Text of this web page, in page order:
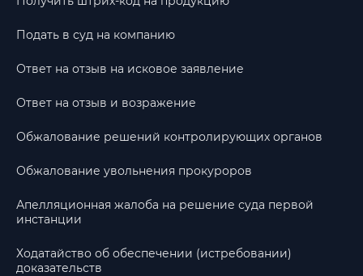
Подать в суд на компанию
Ответ на отзыв на исковое заявление
Ответ на отзыв и возражение
Обжалование решений контролирующих органов
Обжалование увольнения прокуроров
Апелляционная жалоба на решение суда первой
инстанции
Ходатайство об обеспечении (истребовании)
доказательств